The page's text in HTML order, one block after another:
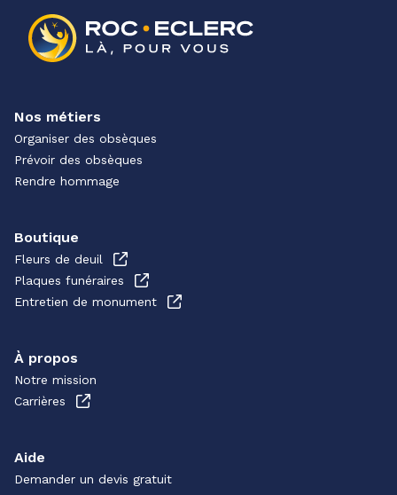
Nos métiers
Organiser des obsèques
Prévoir des obsèques
Rendre hommage
Boutique
Fleurs de deuil
Plaques funéraires
Entretien de monument
À propos
Notre mission
Carrières
Aide
Demander un devis gratuit